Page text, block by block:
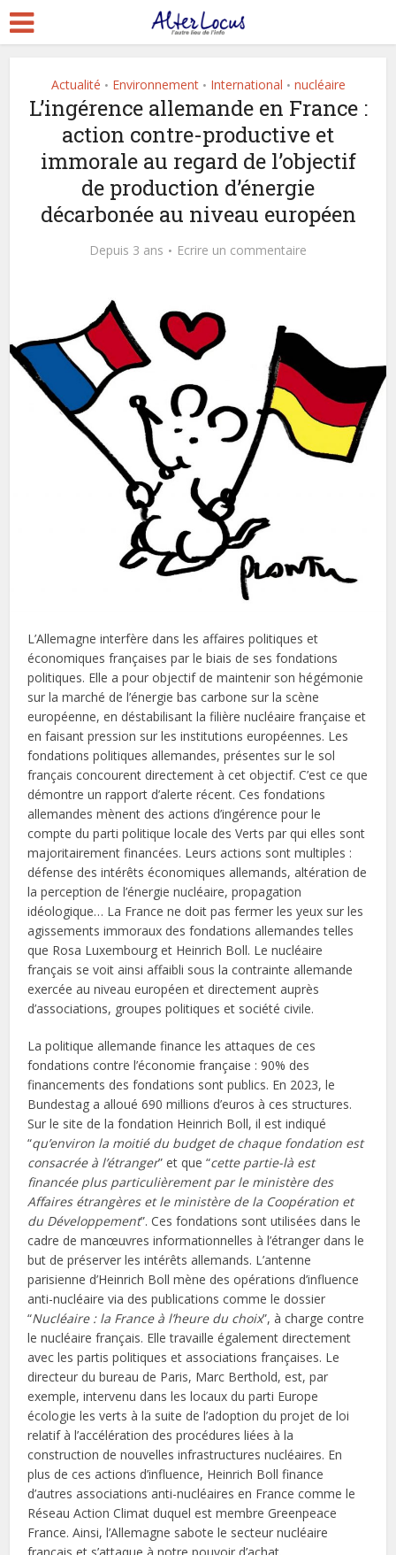
Actualité • Environnement • International • nucléaire
L’ingérence allemande en France :
action contre-productive et
immorale au regard de l’objectif
de production d’énergie
décarbonée au niveau européen
Depuis 3 ans Ecrire un commentaire
L’Allemagne interfère dans les affaires politiques et
économiques françaises par le biais de ses fondations
politiques. Elle a pour objectif de maintenir son hégémonie
sur la marché de l’énergie bas carbone sur la scène
européenne, en déstabilisant la filière nucléaire française et
en faisant pression sur les institutions européennes. Les
fondations politiques allemandes, présentes sur le sol
français concourent directement à cet objectif. C’est ce que
démontre un rapport d’alerte récent. Ces fondations
allemandes mènent des actions d’ingérence pour le
compte du parti politique locale des Verts par qui elles sont
majoritairement financées. Leurs actions sont multiples :
défense des intérêts économiques allemands, altération de
la perception de l’énergie nucléaire, propagation
idéologique… La France ne doit pas fermer les yeux sur les
agissements immoraux des fondations allemandes telles
que Rosa Luxembourg et Heinrich Boll. Le nucléaire
français se voit ainsi affaibli sous la contrainte allemande
exercée au niveau européen et directement auprès
d’associations, groupes politiques et société civile.
La politique allemande finance les attaques de ces
fondations contre l’économie française : 90% des
financements des fondations sont publics. En 2023, le
Bundestag a alloué 690 millions d’euros à ces structures.
Sur le site de la fondation Heinrich Boll, il est indiqué
“qu’environ la moitié du budget de chaque fondation est
consacrée à l’étranger” et que “cette partie-là est
financée plus particulièrement par le ministère des
Affaires étrangères et le ministère de la Coopération et
du Développement”. Ces fondations sont utilisées dans le
cadre de manœuvres informationnelles à l’étranger dans le
but de préserver les intérêts allemands. L’antenne
parisienne d’Heinrich Boll mène des opérations d’influence
anti-nucléaire via des publications comme le dossier
“Nucléaire : la France à l’heure du choix”, à charge contre
le nucléaire français. Elle travaille également directement
avec les partis politiques et associations françaises. Le
directeur du bureau de Paris, Marc Berthold, est, par
exemple, intervenu dans les locaux du parti Europe
écologie les verts à la suite de l’adoption du projet de loi
relatif à l’accélération des procédures liées à la
construction de nouvelles infrastructures nucléaires. En
plus de ces actions d’influence, Heinrich Boll finance
d’autres associations anti-nucléaires en France comme le
Réseau Action Climat duquel est membre Greenpeace
France. Ainsi, l’Allemagne sabote le secteur nucléaire